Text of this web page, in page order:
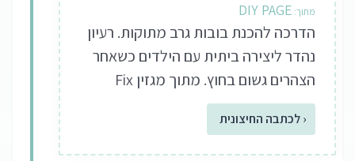
DIY PAGE
הדרכה להכנת בובות גרב מתוקות. רעיון
נהדר ליצירה ביתית עם הילדים כשאחר
הצהרים גשום בחוץ. מתוך מגזין Fix
‹ לכתבה החיצונית